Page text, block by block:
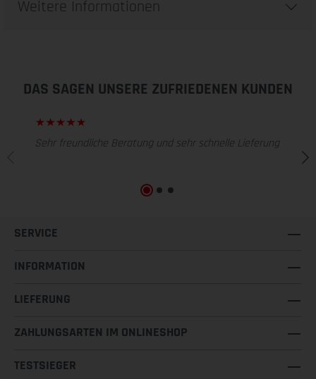
Weitere Informationen
DAS SAGEN UNSERE ZUFRIEDENEN KUNDEN
Sehr freundliche Beratung und sehr schnelle Lieferung
SERVICE
INFORMATION
LIEFERUNG
ZAHLUNGSARTEN IM ONLINESHOP
TESTSIEGER